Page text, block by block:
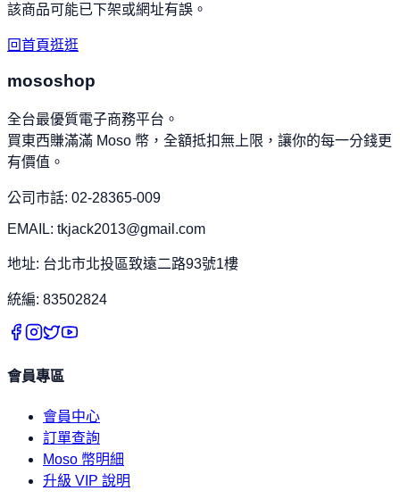
該商品可能已下架或網址有誤。
回首頁逛逛
mososhop
全台最優質電子商務平台。
買東西賺滿滿 Moso 幣，全額抵扣無上限，讓你的每一分錢更
有價值。
公司市話: 02-28365-009
EMAIL: tkjack2013@gmail.com
地址: 台北市北投區致遠二路93號1樓
統編: 83502824
會員專區
會員中心
訂單查詢
Moso 幣明細
升級 VIP 說明